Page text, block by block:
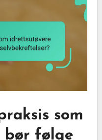
som
bør følge